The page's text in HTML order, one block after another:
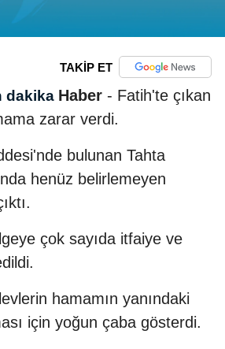
TAKİP ET
dakika Haber - Fatih'te çıkan
zarar verdi.
bulunan Tahta
henüz belirlemeyen
çok sayıda itfaiye ve
hamamın yanındaki
için yoğun çaba gösterdi.